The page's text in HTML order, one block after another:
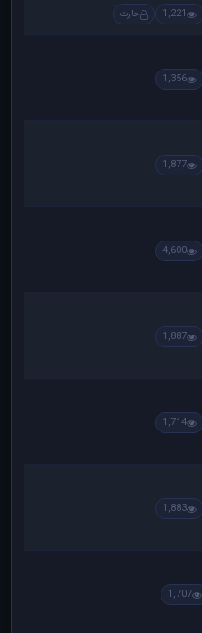
1,221 حارث
1,356
1,877
4,600
1,887
1,714
1,883
1,707